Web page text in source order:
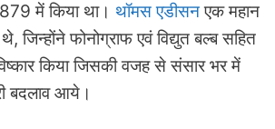
में किया था। थॉमस एडीसनएक महान
जिन्होंने फोनोग्राफ एवं विद्युत बल्ब सहित
किया जिसकी वजह से संसार भर में
बदलाव आये।